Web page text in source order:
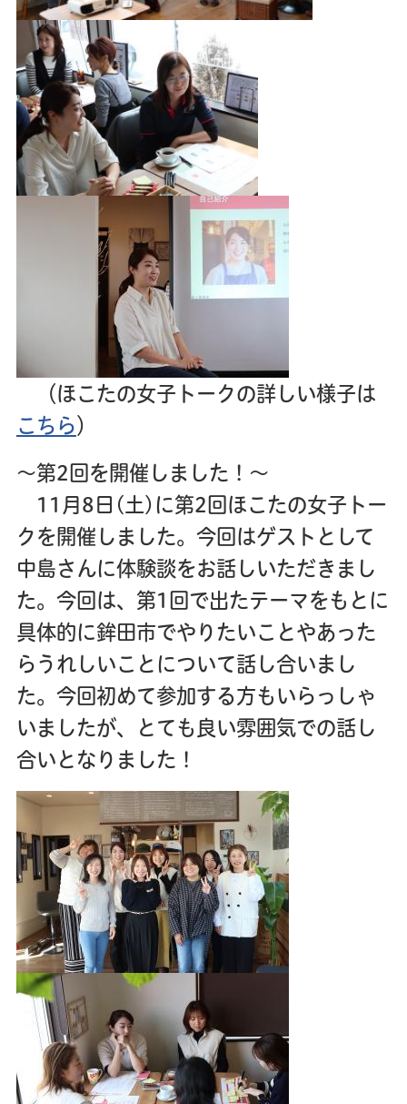
（ほこたの女子トークの詳しい様子は
こちら ）
～第2回を開催しました！～
11月8日(土)に第2回ほこたの女子トー
クを開催しました。今回はゲストとして
中島さんに体験談をお話しいただきまし
た。今回は、第1回で出たテーマをもとに
具体的に鉾田市でやりたいことやあった
らうれしいことについて話し合いまし
た。今回初めて参加する方もいらっしゃ
いましたが、とても良い雰囲気での話し
合いとなりました！